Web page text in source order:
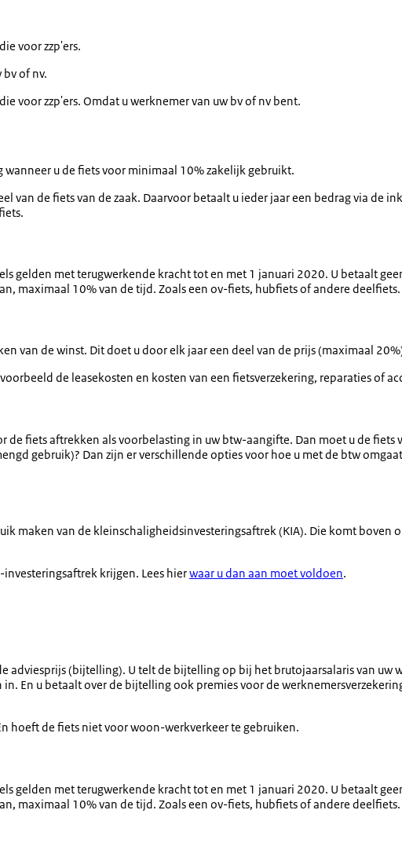
voor zzp'ers.
of nv.
voor zzp'ers. Omdat u werknemer van uw bv of nv bent.
wanneer u de fiets voor minimaal 10% zakelijk gebruikt.
van de fiets van de zaak. Daarvoor betaalt u ieder jaar een bedrag via
gelden met terugwerkende kracht tot en met 1 januari 2020. U betaalt
maximaal 10% van de tijd. Zoals een ov-fiets, hubfiets of andere deelfiets.
van de winst. Dit doet u door elk jaar een deel van de prijs (maximaal
de leasekosten en kosten van een fietsverzekering, reparaties of
de fiets aftrekken als voorbelasting in uw btw-aangifte. Dan moet u de
gebruik)? Dan zijn er verschillende opties voor hoe u met de btw
maken van de kleinschaligheidsinvesteringsaftrek (KIA). Die komt boven
krijgen. Lees hierwaar u dan aan moet voldoen.
adviesprijs (bijtelling). U telt de bijtelling op bij het brutojaarsalaris van uw
En u betaalt over de bijtelling ook premies voor de
hoeft de fiets niet voor woon-werkverkeer te gebruiken.
gelden met terugwerkende kracht tot en met 1 januari 2020. U betaalt
maximaal 10% van de tijd. Zoals een ov-fiets, hubfiets of andere deelfiets.